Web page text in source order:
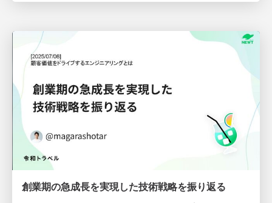
創業期の急成長を実現した技術戦略を振り返る